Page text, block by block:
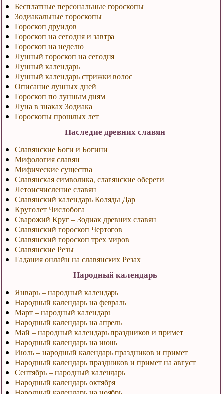
Бесплатные персональные гороскопы
Зодиакальные гороскопы
Гороскоп друидов
Гороскоп на сегодня и завтра
Гороскоп на неделю
Лунный гороскоп на сегодня
Лунный календарь
Лунный календарь стрижки волос
Описание лунных дней
Гороскоп по лунным дням
Луна в знаках Зодиака
Гороскопы прошлых лет
Наследие древних славян
Славянские Боги и Богини
Мифология славян
Мифические существа
Славянская символика, славянские обереги
Летоисчисление славян
Славянский календарь Коляды Дар
Круголет Числобога
Сварожий Круг – Зодиак древних славян
Славянский гороскоп Чертогов
Славянский гороскоп трех миров
Славянские Резы
Гадания онлайн на славянских Резах
Народный календарь
Январь – народный календарь
Народный календарь на февраль
Март – народный календарь
Народный календарь на апрель
Май – народный календарь праздников и примет
Народный календарь на июнь
Июль – народный календарь праздников и примет
Народный календарь праздников и примет на август
Сентябрь – народный календарь
Народный календарь октября
Народный календарь на ноябрь